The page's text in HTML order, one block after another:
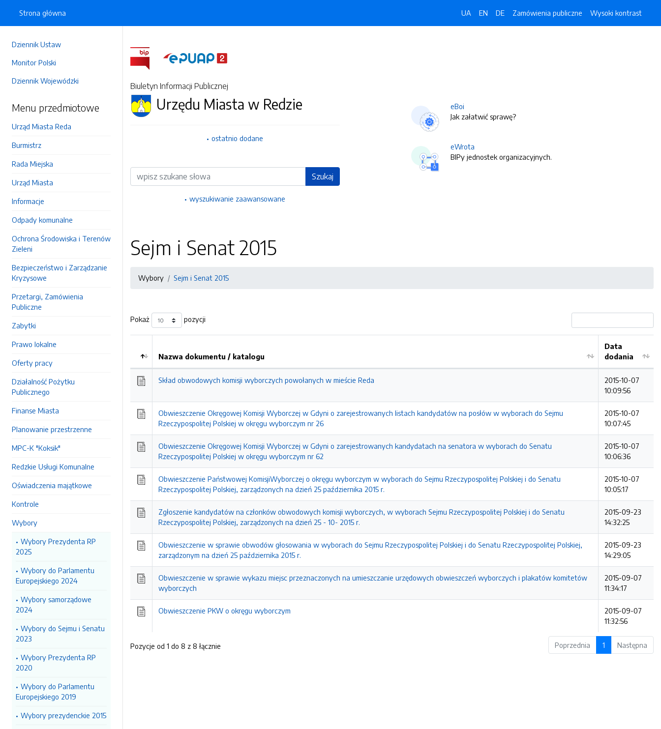
Dziennik Ustaw
Monitor Polski
Dziennik Wojewódzki
Menu przedmiotowe
Urząd Miasta Reda
Burmistrz
Rada Miejska
Urząd Miasta
Informacje
Odpady komunalne
Ochrona Środowiska i Terenów
Zieleni
Bezpieczeństwo i Zarządzanie
Kryzysowe
Przetargi, Zamówienia
Publiczne
Zabytki
Prawo lokalne
Oferty pracy
Działalność Pożytku
Publicznego
Finanse Miasta
Planowanie przestrzenne
MPC-K "Koksik"
Redzkie Usługi Komunalne
Oświadczenia majątkowe
Kontrole
Wybory
Wybory Prezydenta RP
2025
Wybory do Parlamentu
Europejskiego 2024
Wybory samorządowe
2024
Wybory do Sejmu i Senatu
2023
Wybory Prezydenta RP
2020
Wybory do Parlamentu
Europejskiego 2019
Wybory prezydenckie 2015
Strona główna UA EN DE Zamówienia publiczne Wysoki kontrast
Biuletyn Informacji Publicznej
Urzędu Miasta w Redzie
ostatnio dodane
Wyszukiwarka Szukaj
wyszukiwanie zaawansowane
eBoi
Jak załatwić sprawę?
eWrota
BIPy jednostek organizacyjnych.
Sejm i Senat 2015
Wybory Sejm i Senat 2015
Pokaż pozycji
Kolejność
Nazwa dokumentu / katalogu
Data
dodania
Skład obwodowych komisji wyborczych powołanych w mieście Reda
2015-10-07
10:09:56
Obwieszczenie Okręgowej Komisji Wyborczej w Gdyni o zarejestrowanych listach kandydatów na posłów w wyborach do Sejmu
Rzeczypospolitej Polskiej w okręgu wyborczym nr 26
2015-10-07
10:07:45
Obwieszczenie Okręgowej Komisji Wyborczej w Gdyni o zarejestrowanych kandydatach na senatora w wyborach do Senatu
Rzeczypospolitej Polskiej w okręgu wyborczym nr 62
2015-10-07
10:06:36
Obwieszczenie Państwowej KomisjiWyborczej o okręgu wyborczym w wyborach do Sejmu Rzeczypospolitej Polskiej i do Senatu
Rzeczypospolitej Polskiej, zarządzonych na dzień 25 października 2015 r.
2015-10-07
10:05:17
Zgłoszenie kandydatów na członków obwodowych komisji wyborczych, w wyborach Sejmu Rzeczypospolitej Polskiej i do Senatu
Rzeczypospolitej Polskiej, zarządzonych na dzień 25 - 10- 2015 r.
2015-09-23
14:32:25
Obwieszczenie w sprawie obwodów głosowania w wyborach do Sejmu Rzeczypospolitej Polskiej i do Senatu Rzeczypospolitej Polskiej,
zarządzonym na dzień 25 października 2015 r.
2015-09-23
14:29:05
Obwieszczenie w sprawie wykazu miejsc przeznaczonych na umieszczanie urzędowych obwieszczeń wyborczych i plakatów komitetów
wyborczych
2015-09-07
11:34:17
Obwieszczenie PKW o okręgu wyborczym
2015-09-07
11:32:56
Pozycje od 1 do 8 z 8 łącznie Poprzednia 1 Następna